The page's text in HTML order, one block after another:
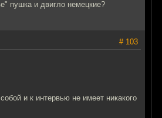
пушка и двигло немецкие?
# 103
и к интервью не имеет никакого